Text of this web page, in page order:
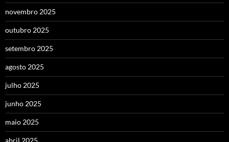
novembro 2025
outubro 2025
setembro 2025
agosto 2025
julho 2025
junho 2025
maio 2025
abril 2025